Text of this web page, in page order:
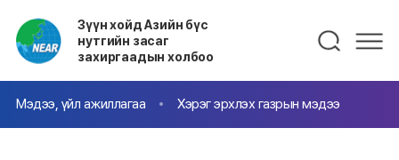
Зүүн хойд Азийн бүс
нутгийн засаг
захиргаадын холбоо
Мэдээ, үйл ажиллагаа Хэрэг эрхлэх газрын мэдээ